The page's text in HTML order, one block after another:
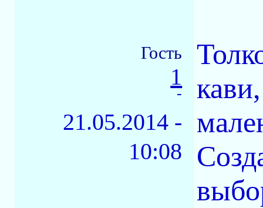
Гость
1
-
21.05.2014 -
10:08